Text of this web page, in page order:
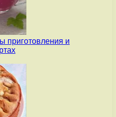
приготовления и